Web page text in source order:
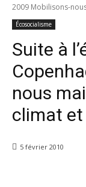
2009 Mobilisons-
Écosocialisme
Suite à
nous
climat
5 février 2010